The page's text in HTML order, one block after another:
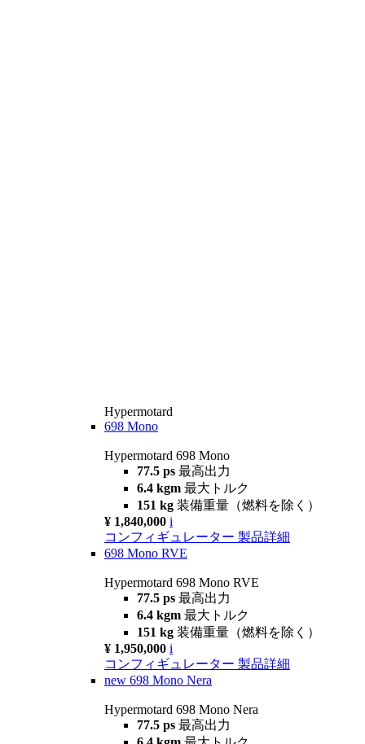
Hypermotard
698 Mono
Hypermotard 698 Mono
77.5 ps 最高出力
6.4 kgm 最大トルク
151 kg 装備重量（燃料を除く）
¥ 1,840,000 i
コンフィギュレーター 製品詳細
698 Mono RVE
Hypermotard 698 Mono RVE
77.5 ps 最高出力
6.4 kgm 最大トルク
151 kg 装備重量（燃料を除く）
¥ 1,950,000 i
コンフィギュレーター 製品詳細
new 698 Mono Nera
Hypermotard 698 Mono Nera
77.5 ps 最高出力